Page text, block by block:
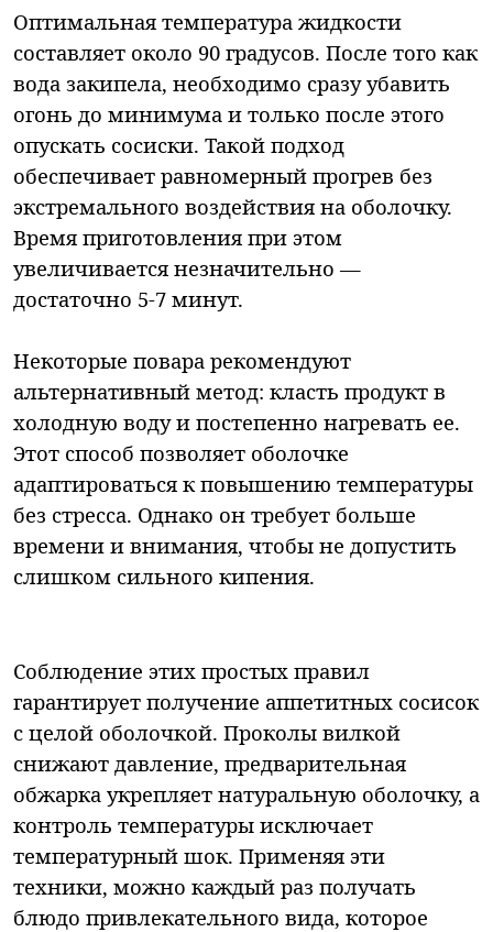
Оптимальная температура жидкости
составляет около 90 градусов. После того как
вода закипела, необходимо сразу убавить
огонь до минимума и только после этого
опускать сосиски. Такой подход
обеспечивает равномерный прогрев без
экстремального воздействия на оболочку.
Время приготовления при этом
увеличивается незначительно —
достаточно 5-7 минут.
Некоторые повара рекомендуют
альтернативный метод: класть продукт в
холодную воду и постепенно нагревать ее.
Этот способ позволяет оболочке
адаптироваться к повышению температуры
без стресса. Однако он требует больше
времени и внимания, чтобы не допустить
слишком сильного кипения.
Соблюдение этих простых правил
гарантирует получение аппетитных сосисок
с целой оболочкой. Проколы вилкой
снижают давление, предварительная
обжарка укрепляет натуральную оболочку, а
контроль температуры исключает
температурный шок. Применяя эти
техники, можно каждый раз получать
блюдо привлекательного вида, которое